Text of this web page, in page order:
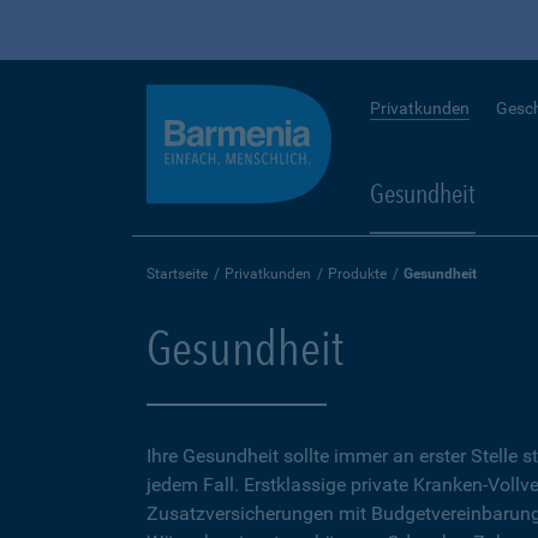
Privatkunden
Gesundheit
Startseite Privatkunden Produkte Gesundheit
Gesundheit
Ihre Gesundheit sollte immer an erster Stelle
jedem Fall. Erstklassige private Kranken-
Zusatzversicherungen mit